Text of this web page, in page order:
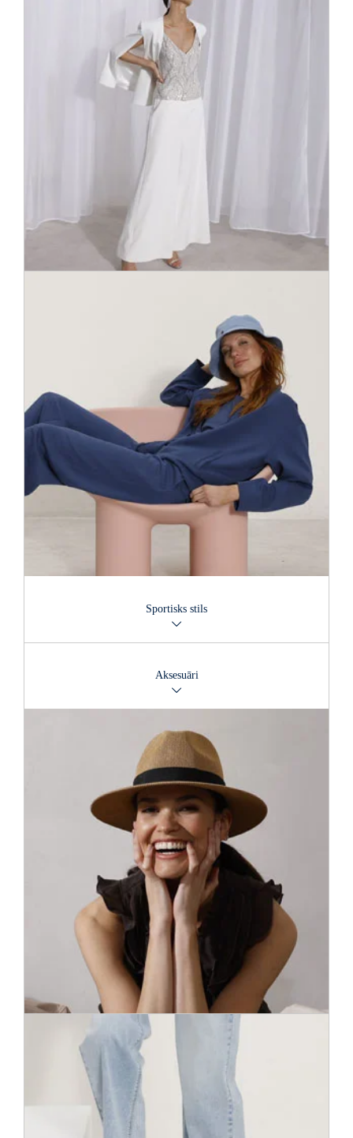
Calvin Klein, Marc Cain, Max Mara Studio, Polo Ralph
Sportisks stils
Aksesuāri
Vēlaties kaut ko īpašu? No vairāk nekā 900 aksesuāriem jūs
vienā acumirklī izvēlēsieties pievilcīgus tēla akcentus: jostas,
cimdus, šalles, somas, rotas, zeķes un cepures.